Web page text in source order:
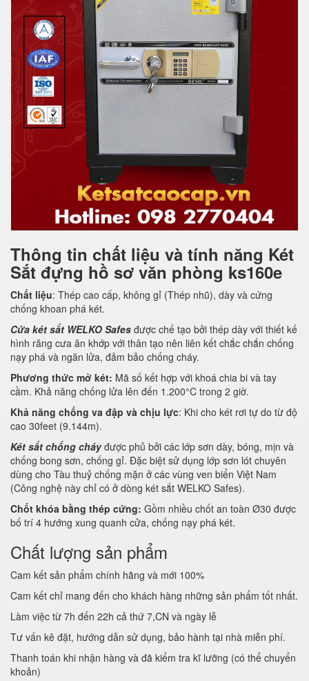
Thông tin chất liệu và tính năng Két
Sắt đựng hồ sơ văn phòng ks160e
Chất liệu: Thép cao cấp, không gỉ (Thép nhũ), dày và cứng
chống khoan phá két.
Cửa két sắt WELKO Safes được chế tạo bởi thép dày với thiết kế
hình răng cưa ăn khớp với thân tạo nên liên kết chắc chắn chống
nạy phá và ngăn lửa, đảm bảo chống cháy.
Phương thức mở két: Mã số kết hợp với khoá chia bi và tay
cầm. Khả năng chống lửa lên đến 1.200°C trong 2 giờ.
Khả năng chống va đập và chịu lực: Khi cho két rơi tự do từ độ
cao 30feet (9.144m).
Két sắt chống cháyđược phủ bởi các lớp sơn dày, bóng, mịn và
chống bong sơn, chống gỉ. Đặc biệt sử dụng lớp sơn lót chuyên
dùng cho Tàu thuỷ chống mặn ở các vùng ven biển Việt Nam
(Công nghệ này chỉ có ở dòng két sắt WELKO Safes).
Chốt khóa bằng thép cứng: Gồm nhiều chốt an toàn Ø30 được
bố trí 4 hướng xung quanh cửa, chống nạy phá két.
Chất lượng sản phẩm
Cam kết sản phẩm chính hãng và mới 100%
Cam kết chỉ mang đến cho khách hàng những sản phẩm tốt nhất.
Làm việc từ 7h đến 22h cả thứ 7,CN và ngày lễ
Tư vấn kê đặt, hướng dẫn sử dụng, bảo hành tại nhà miễn phí.
Thanh toán khi nhận hàng và đã kiểm tra kĩ lưỡng (có thể chuyển
khoản)